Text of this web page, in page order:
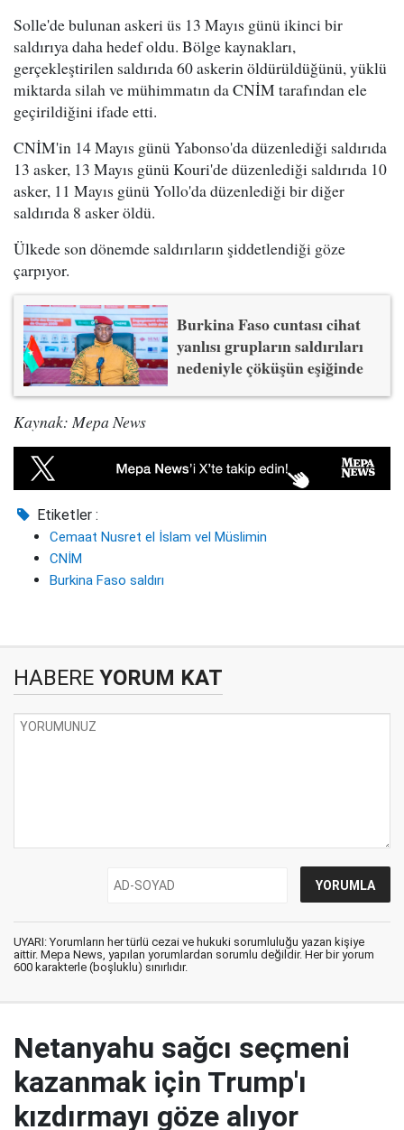
Solle'de bulunan askeri üs 13 Mayıs günü ikinci bir
saldırıya daha hedef oldu. Bölge kaynakları,
gerçekleştirilen saldırıda 60 askerin öldürüldüğünü, yüklü
miktarda silah ve mühimmatın da CNİM tarafından ele
geçirildiğini ifade etti.
CNİM'in 14 Mayıs günü Yabonso'da düzenlediği saldırıda
13 asker, 13 Mayıs günü Kouri'de düzenlediği saldırıda 10
asker, 11 Mayıs günü Yollo'da düzenlediği bir diğer
saldırıda 8 asker öldü.
Ülkede son dönemde saldırıların şiddetlendiği göze
çarpıyor.
Burkina Faso cuntası cihat
yanlısı grupların saldırıları
nedeniyle çöküşün eşiğinde
Kaynak: Mepa News
Etiketler :
Cemaat Nusret el İslam vel Müslimin
CNİM
Burkina Faso saldırı
HABERE YORUM KAT
UYARI: Yorumların her türlü cezai ve hukuki sorumluluğu yazan kişiye
aittir. Mepa News, yapılan yorumlardan sorumlu değildir. Her bir yorum
600 karakterle (boşluklu) sınırlıdır.
Netanyahu sağcı seçmeni
kazanmak için Trump'ı
kızdırmayı göze alıyor